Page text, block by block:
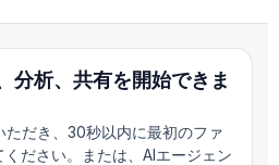
分析、共有を開始できま
だき、30秒以内に最初のファ
ださい。または、AIエージェン